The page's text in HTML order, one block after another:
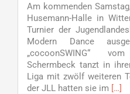
Am kommenden
Husemann-Halle in
Turnier der
Modern Dance
„cocoonSWING“
Schermbeck tanzt in
Liga mit zwölf weiteren
der JLL hatten sie im Read
[…]